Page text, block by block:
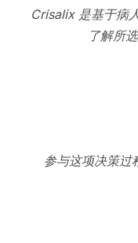
Crisalix 是基于病
了解所
参与这项决策过